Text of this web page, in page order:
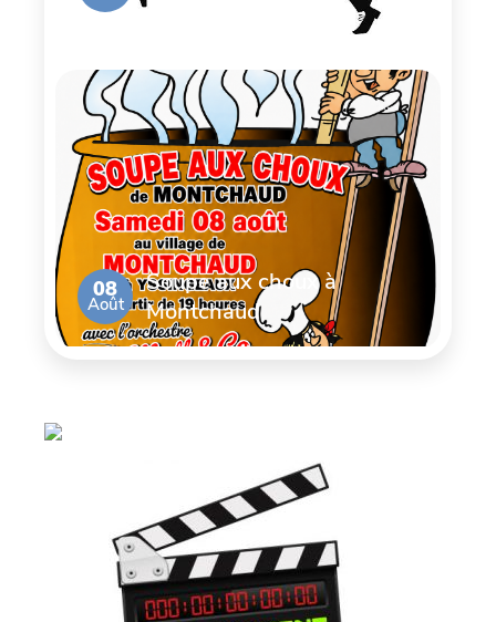
08
Août
Soupe aux choux à
Montchaud